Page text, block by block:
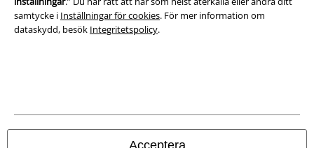
samtycke i Inställningar för cookies. För mer information om
dataskydd, besök Integritetspolicy.
Acceptera
Information om tillgänglighet